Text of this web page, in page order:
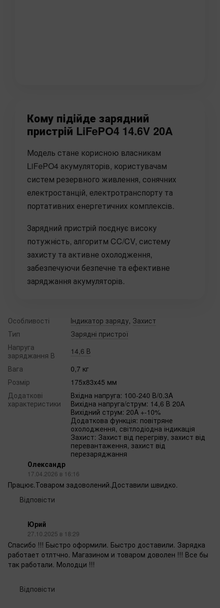
Кому підійде зарядний
пристрій LiFePO4 14.6V 20A
Модель стане корисною власникам
LiFePO4 акумуляторів, користувачам
систем резервного живлення, сонячних
електростанцій, електротранспорту та
портативних енергетичних комплексів.
Зарядний пристрій поєднує високу
потужність, алгоритм CC/CV, систему
захисту та активне охолодження,
забезпечуючи безпечне та ефективне
заряджання акумуляторів.
Особливості Індикатор заряду, Захист
Тип
Зарядні пристрої
Напруга
заряджання В
14,6 В
Вага
0,7 кг
Розмір
175х83х45 мм
Додаткові
характеристики
Вхідна напруга: 100-240 В/0.3A
Вихідна напруга/струм: 14,6 В 20А
Вихідний струм: 20A +-10%
Додаткова функція: повітряне
охолодження, світлодіодна індикація
Захист: Захист від перегріву, захист від
перевантаження, захист від
перезаряджання
Олександр
17.04.2026 в 16:16
Працює.Товаром задоволений.Доставили швидко.
Відповісти
Юрий
27.10.2025 в 18:29
Спасибо !!! Быстро оформили. Быстро доставили. Зарядка
работает отлтчно. Магазином и товаром доволен !!! Все бы
так работали. Молодци !!!
Відповісти